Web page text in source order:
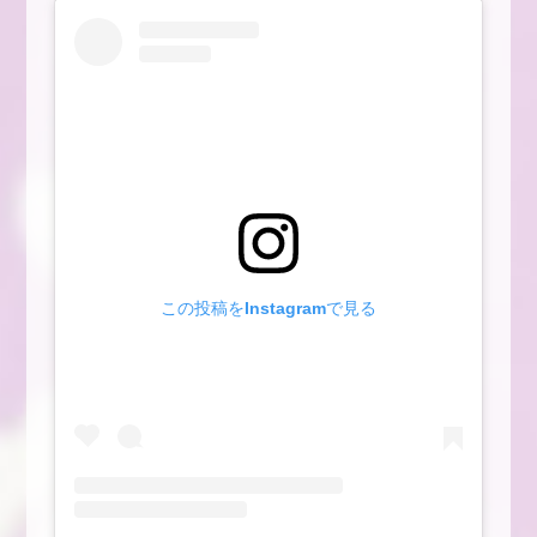
この投稿をInstagramで見る